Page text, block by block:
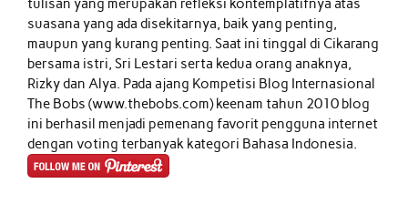
tulisan yang merupakan refleksi kontemplatifnya atas
suasana yang ada disekitarnya, baik yang penting,
maupun yang kurang penting. Saat ini tinggal di Cikarang
bersama istri, Sri Lestari serta kedua orang anaknya,
Rizky dan Alya. Pada ajang Kompetisi Blog Internasional
The Bobs (www.thebobs.com) keenam tahun 2010 blog
ini berhasil menjadi pemenang favorit pengguna internet
dengan voting terbanyak kategori Bahasa Indonesia.